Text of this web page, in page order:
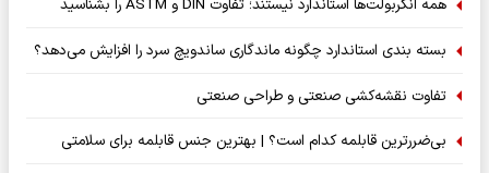
همه انکربولت‌ها استاندارد نیستند؛ تفاوت DIN و ASTM را بشناسید
بسته‌ بندی استاندارد چگونه ماندگاری ساندویچ سرد را افزایش می‌دهد؟
تفاوت نقشه‌کشی صنعتی و طراحی صنعتی
بی‌ضررترین قابلمه کدام است؟ | بهترین جنس قابلمه برای سلامتی